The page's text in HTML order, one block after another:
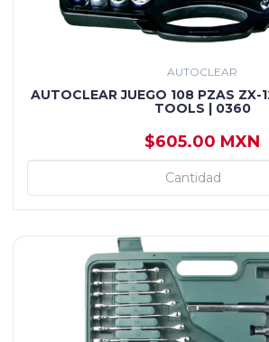
AUTOCLEAR
AUTOCLEAR JUEGO 108 PZAS ZX-
TOOLS | 0360
$605.00 MXN
+ AGREGAR